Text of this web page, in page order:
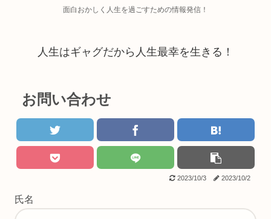
面白おかしく人生を過ごすための情報発信！
人生はギャグだから人生最幸を生きる！
お問い合わせ
2023/10/3 2023/10/2
氏名